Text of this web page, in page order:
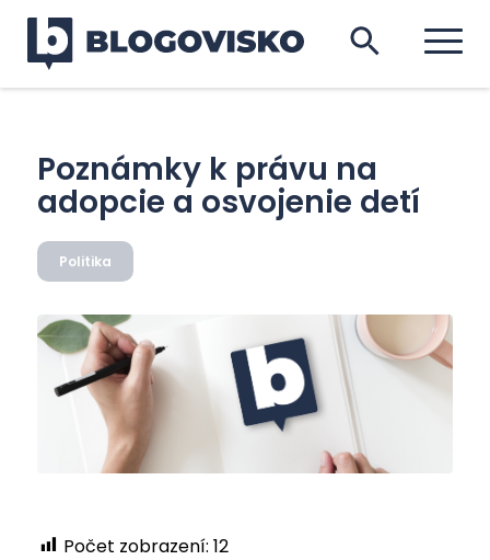
Poznámky k právu na
adopcie a osvojenie detí
Politika
Počet zobrazení: 12